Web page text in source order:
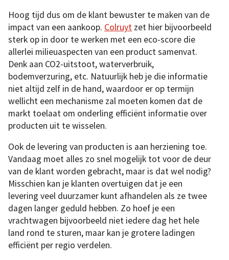
Hoog tijd dus om de klant bewuster te maken van de
impact van een aankoop. Colruyt zet hier bijvoorbeeld
sterk op in door te werken met een eco-score die
allerlei milieuaspecten van een product samenvat.
Denk aan CO2-uitstoot, waterverbruik,
bodemverzuring, etc. Natuurlijk heb je die informatie
niet altijd zelf in de hand, waardoor er op termijn
wellicht een mechanisme zal moeten komen dat de
markt toelaat om onderling efficiënt informatie over
producten uit te wisselen.
Ook de levering van producten is aan herziening toe.
Vandaag moet alles zo snel mogelijk tot voor de deur
van de klant worden gebracht, maar is dat wel nodig?
Misschien kan je klanten overtuigen dat je een
levering veel duurzamer kunt afhandelen als ze twee
dagen langer geduld hebben. Zo hoef je een
vrachtwagen bijvoorbeeld niet iedere dag het hele
land rond te sturen, maar kan je grotere ladingen
efficiënt per regio verdelen.